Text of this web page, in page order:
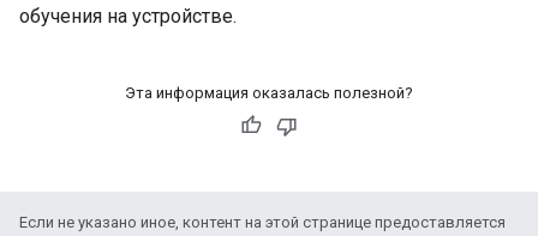
обучения на устройстве.
Эта информация оказалась полезной?
Если не указано иное, контент на этой странице предоставляется